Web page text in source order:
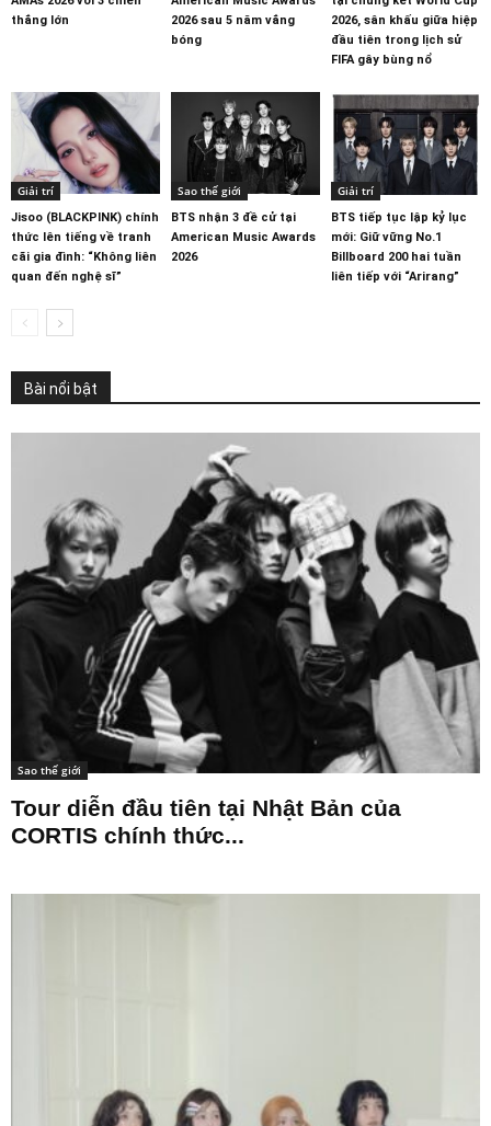
thắng lớn
2026 sau 5 năm vắng
bóng
2026, sân khấu giữa hiệp
đầu tiên trong lịch sử
FIFA gây bùng nổ
Giải trí
Jisoo (BLACKPINK) chính
thức lên tiếng về tranh
cãi gia đình: “Không liên
quan đến nghệ sĩ”
Sao thế giới
BTS nhận 3 đề cử tại
American Music Awards
2026
Giải trí
BTS tiếp tục lập kỷ lục
mới: Giữ vững No.1
Billboard 200 hai tuần
liên tiếp với “Arirang”
Bài nổi bật
Sao thế giới
Tour diễn đầu tiên tại Nhật Bản của
CORTIS chính thức...